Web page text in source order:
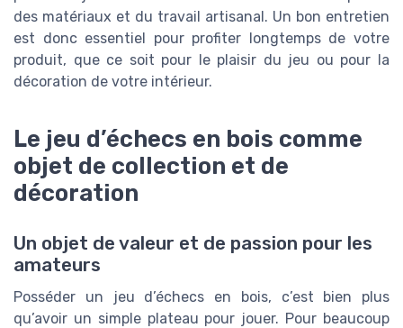
des matériaux et du travail artisanal. Un bon entretien
est donc essentiel pour profiter longtemps de votre
produit, que ce soit pour le plaisir du jeu ou pour la
décoration de votre intérieur.
Le jeu d’échecs en bois comme
objet de collection et de
décoration
Un objet de valeur et de passion pour les
amateurs
Posséder un jeu d’échecs en bois, c’est bien plus
qu’avoir un simple plateau pour jouer. Pour beaucoup